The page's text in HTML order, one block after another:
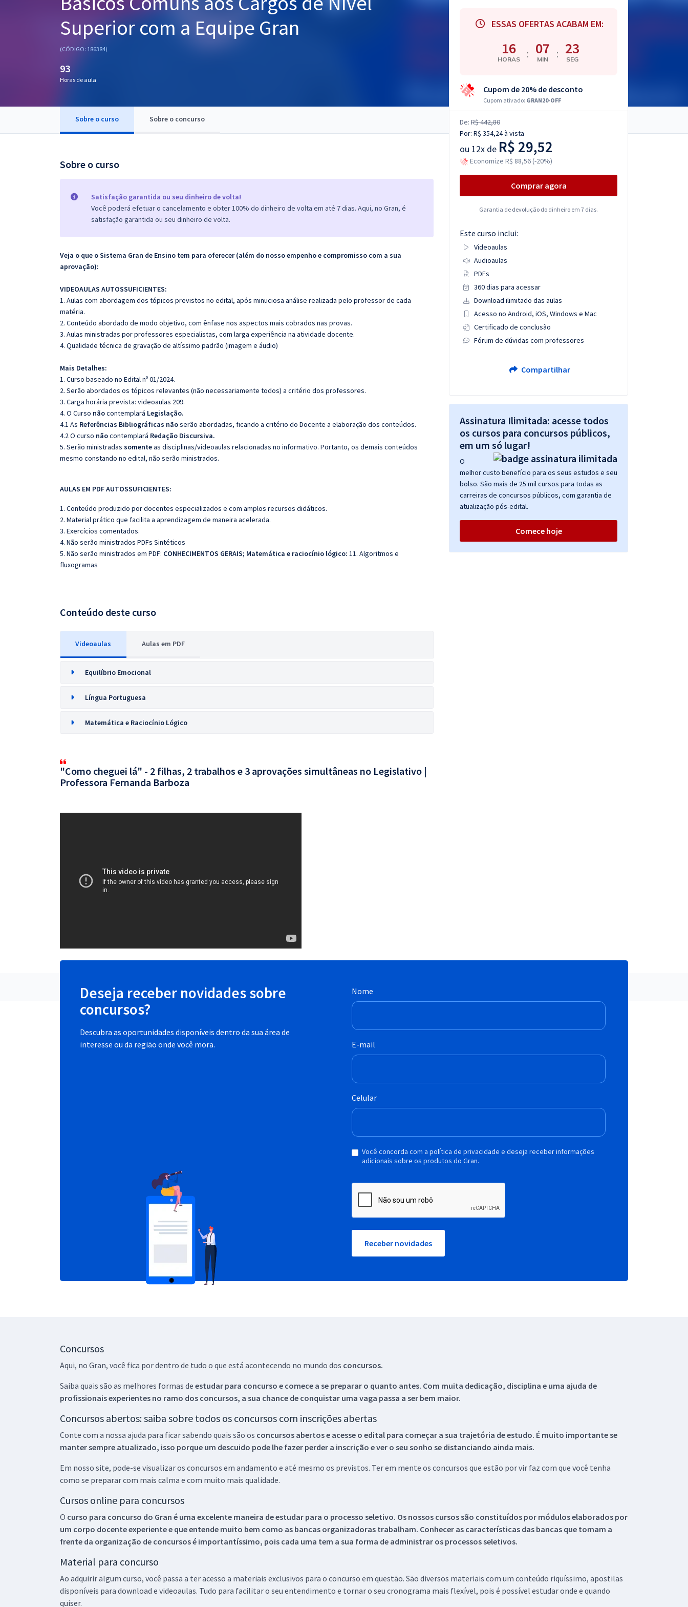
Questões grátis
Superior com a Equipe Gran
(CÓDIGO: 186384)
93
Horas de aula
Sobre o curso Sobre o concurso
Sobre o curso
Satisfação garantida ou seu dinheiro de volta!
Você poderá efetuar o cancelamento e obter 100% do dinheiro de volta em até 7 dias. Aqui, no Gran, é
satisfação garantida ou seu dinheiro de volta.
Veja o que o Sistema Gran de Ensino tem para oferecer (além do nosso empenho e compromisso com a sua
aprovação):
VIDEOAULAS AUTOSSUFICIENTES:
1. Aulas com abordagem dos tópicos previstos no edital, após minuciosa análise realizada pelo professor de cada
matéria.
2. Conteúdo abordado de modo objetivo, com ênfase nos aspectos mais cobrados nas provas.
3. Aulas ministradas por professores especialistas, com larga experiência na atividade docente.
4. Qualidade técnica de gravação de altíssimo padrão (imagem e áudio)
Mais Detalhes:
1. Curso baseado no Edital nº 01/2024.
2. Serão abordados os tópicos relevantes (não necessariamente todos) a critério dos professores.
3. Carga horária prevista: videoaulas 209.
4. O Curso nãocontemplará Legislação.
4.1 As Referências Bibliográficas nãoserão abordadas, ficando a critério do Docente a elaboração dos conteúdos.
4.2 O curso nãocontemplará Redação Discursiva.
5. Serão ministradas somenteas disciplinas/videoaulas relacionadas no informativo. Portanto, os demais conteúdos
mesmo constando no edital, não serão ministrados.
AULAS EM PDF AUTOSSUFICIENTES:
1. Conteúdo produzido por docentes especializados e com amplos recursos didáticos.
2. Material prático que facilita a aprendizagem de maneira acelerada.
3. Exercícios comentados.
4. Não serão ministrados PDFs Sintéticos
5. Não serão ministrados em PDF: CONHECIMENTOS GERAIS; Matemática e raciocínio lógico: 11. Algoritmos e
fluxogramas
Conteúdo deste curso
Videoaulas Aulas em PDF
Equilíbrio Emocional
Língua Portuguesa
Matemática e Raciocínio Lógico
"Como cheguei lá" - 2 filhas, 2 trabalhos e 3 aprovações simultâneas no Legislativo |
Professora Fernanda Barboza
ESSAS OFERTAS ACABAM EM:
16
HORAS : 07
MIN : 22
SEG
Cupom de 20% de desconto
Cupom ativado: GRAN20-OFF
De: R$ 442,80
Por: R$ 354,24à vista
ou 12x de R$ 29,52
Economize R$ 88,56 (-20%)
Comprar agora
Garantia de devolução do dinheiro em 7 dias.
Este curso inclui:
Videoaulas
Audioaulas
PDFs
360 dias para acessar
Download ilimitado das aulas
Acesso no Android, iOS, Windows e Mac
Certificado de conclusão
Fórum de dúvidas com professores
Compartilhar
Assinatura Ilimitada: acesse todos
os cursos para concursos públicos,
em um só lugar!
O
melhor custo benefício para os seus estudos e seu
bolso. São mais de 25 mil cursos para todas as
carreiras de concursos públicos, com garantia de
atualização pós-edital.
Comece hoje
Deseja receber novidades sobre
concursos?
Descubra as oportunidades disponíveis dentro da sua área de
interesse ou da região onde você mora.
Nome
E-mail
Celular
Você concorda com a política de privacidade e deseja receber informações
adicionais sobre os produtos do Gran.
Receber novidades
Concursos
Aqui, no Gran, você fica por dentro de tudo o que está acontecendo no mundo dos concursos.
Saiba quais são as melhores formas de estudar para concurso e comece a se preparar o quanto antes. Com muita dedicação, disciplina e uma ajuda de
profissionais experientes no ramo dos concursos, a sua chance de conquistar uma vaga passa a ser bem maior.
Concursos abertos: saiba sobre todos os concursos com inscrições abertas
Conte com a nossa ajuda para ficar sabendo quais são os concursos abertos e acesse o edital para começar a sua trajetória de estudo. É muito importante se
manter sempre atualizado, isso porque um descuido pode lhe fazer perder a inscrição e ver o seu sonho se distanciando ainda mais.
Em nosso site, pode-se visualizar os concursos em andamento e até mesmo os previstos. Ter em mente os concursos que estão por vir faz com que você tenha
como se preparar com mais calma e com muito mais qualidade.
Cursos online para concursos
O curso para concurso do Gran é uma excelente maneira de estudar para o processo seletivo. Os nossos cursos são constituídos por módulos elaborados por
um corpo docente experiente e que entende muito bem como as bancas organizadoras trabalham. Conhecer as características das bancas que tomam a
frente da organização de concursos é importantíssimo, pois cada uma tem a sua forma de administrar os processos seletivos.
Material para concurso
Ao adquirir algum curso, você passa a ter acesso a materiais exclusivos para o concurso em questão. São diversos materiais com um conteúdo riquíssimo, apostilas
disponíveis para download e videoaulas. Tudo para facilitar o seu entendimento e tornar o seu cronograma mais flexível, pois é possível estudar onde e quando
quiser.